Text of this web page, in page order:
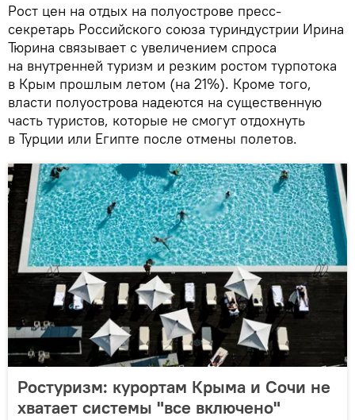
Рост цен на отдых на полуострове пресс-
секретарь Российского союза туриндустрии Ирина
Тюрина связывает с увеличением спроса
на внутренней туризм и резким ростом турпотока
в Крым прошлым летом (на 21%). Кроме того,
власти полуострова надеются на существенную
часть туристов, которые не смогут отдохнуть
в Турции или Египте после отмены полетов.
Ростуризм: курортам Крыма и Сочи не
хватает системы "все включено"